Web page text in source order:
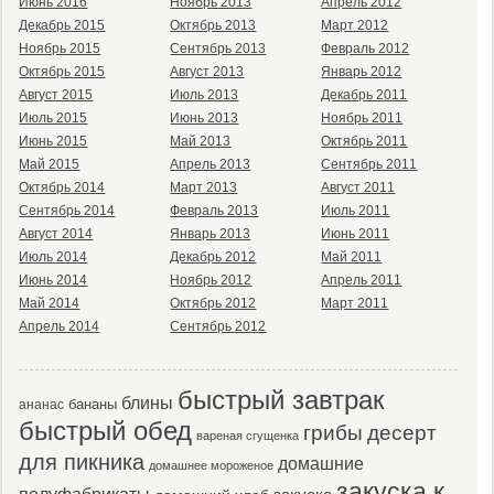
Декабрь 2015
Ноябрь 2015
Октябрь 2015
Август 2015
Июль 2015
Июнь 2015
Май 2015
Октябрь 2014
Сентябрь 2014
Август 2014
Июль 2014
Июнь 2014
Май 2014
Апрель 2014
Октябрь 2013
Сентябрь 2013
Август 2013
Июль 2013
Июнь 2013
Май 2013
Апрель 2013
Март 2013
Февраль 2013
Январь 2013
Декабрь 2012
Ноябрь 2012
Октябрь 2012
Сентябрь 2012
Март 2012
Февраль 2012
Январь 2012
Декабрь 2011
Ноябрь 2011
Октябрь 2011
Сентябрь 2011
Август 2011
Июль 2011
Июнь 2011
Май 2011
Апрель 2011
Март 2011
ананас бананы блины быстрый завтрак
быстрый обед вареная сгущенка грибы десерт
для пикника домашнее мороженое домашние